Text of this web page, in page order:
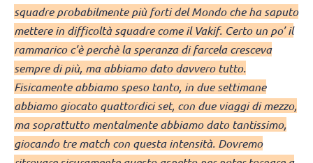
squadre probabilmente più forti del Mondo che ha saputo
mettere in difficoltà squadre come il Vakif. Certo un po’ il
rammarico c’è perchè la speranza di farcela cresceva
sempre di più, ma abbiamo dato davvero tutto.
Fisicamente abbiamo speso tanto, in due settimane
abbiamo giocato quattordici set, con due viaggi di mezzo,
ma soprattutto mentalmente abbiamo dato tantissimo,
giocando tre match con questa intensità. Dovremo